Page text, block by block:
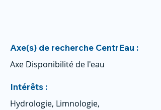
Axe(s) de recherche CentrEau :
Axe Disponibilité de l'eau
Intérêts :
Hydrologie, Limnologie,